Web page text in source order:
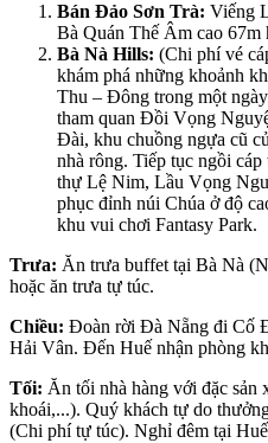
Bán Đảo Sơn Trà: Viếng
Bà Quán Thế Âm cao 67m
Bà Nà Hills: (Chi phí vé
khám phá những khoảnh
Thu – Đông trong một
tham quan Đồi Vọng
Đài, khu chuồng ngựa cũ
nhà rông. Tiếp tục ngồi
thự Lệ Nim, Lầu Vọng
phục đỉnh núi Chúa ở độ
khu vui chơi Fantasy Park.
Trưa: Ăn trưa buffet tại Bà Nà
hoặc ăn trưa tự túc.
Chiều: Đoàn rời Đà Nẵng đi Cố
Hải Vân. Đến Huế nhận phòng
Tối: Ăn tối nhà hàng với đặc sản
khoái,...). Quý khách tự do
(Chi phí tự túc). Nghỉ đêm tại